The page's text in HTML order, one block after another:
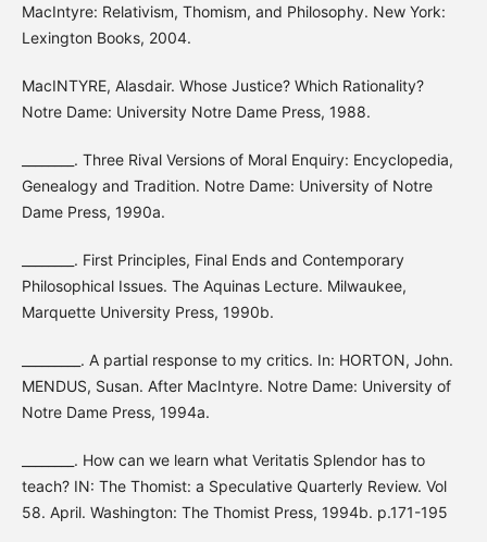
MacIntyre: Relativism, Thomism, and Philosophy. New York:
Lexington Books, 2004.
MacINTYRE, Alasdair. Whose Justice? Which Rationality?
Notre Dame: University Notre Dame Press, 1988.
________. Three Rival Versions of Moral Enquiry: Encyclopedia,
Genealogy and Tradition. Notre Dame: University of Notre
Dame Press, 1990a.
________. First Principles, Final Ends and Contemporary
Philosophical Issues. The Aquinas Lecture. Milwaukee,
Marquette University Press, 1990b.
_________. A partial response to my critics. In: HORTON, John.
MENDUS, Susan. After MacIntyre. Notre Dame: University of
Notre Dame Press, 1994a.
________. How can we learn what Veritatis Splendor has to
teach? IN: The Thomist: a Speculative Quarterly Review. Vol
58. April. Washington: The Thomist Press, 1994b. p.171-195